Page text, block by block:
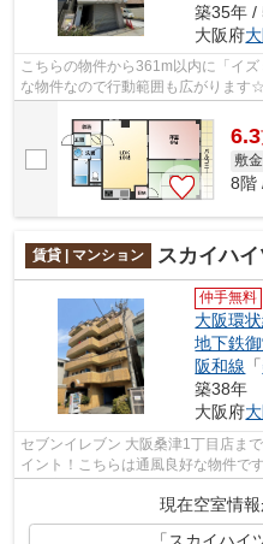
築35年 /
大阪府
こちらの物件から361m以内に「イ
な物件なので行動範囲も広がります
6.3
敷金
8階
賃貸 | マンション スカイハ
仲手無料
大阪環
地下鉄
阪和線 「
築38年
大阪府
セブンイレブン 大阪桑津1丁目店ま
イント！こちらは通風良好な物件で
現在空室情報